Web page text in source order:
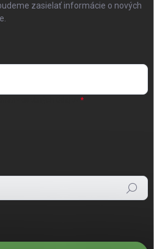
zasielať informácie o nových
Hľadať